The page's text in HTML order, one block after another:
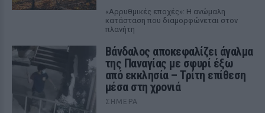
«Αρρυθμικές εποχές»: Η ανώμαλη
κατάσταση που διαμορφώνεται στον
πλανήτη
Βάνδαλος αποκεφαλίζει άγαλμα
της Παναγίας με σφυρί έξω
από εκκλησία – Τρίτη επίθεση
μέσα στη χρονιά
ΣΉΜΕΡΑ